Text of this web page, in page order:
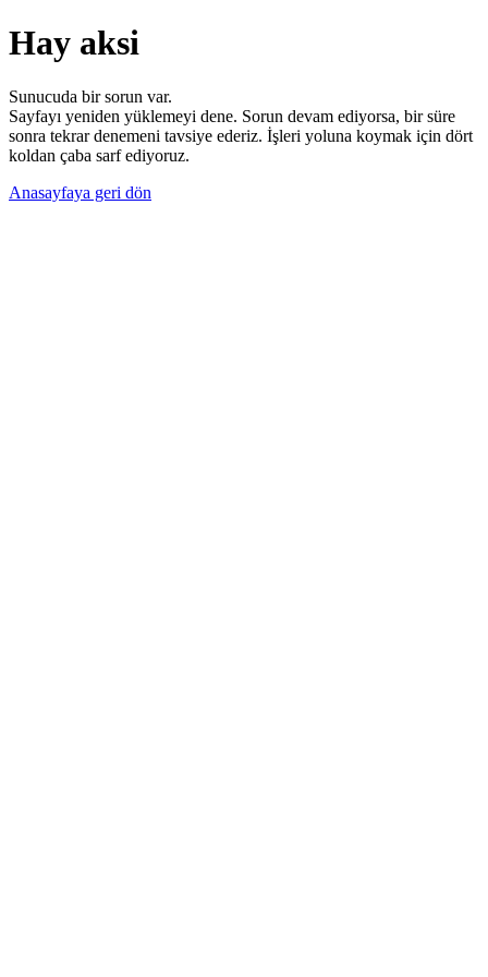
Hay aksi
Sunucuda bir sorun var.
Sayfayı yeniden yüklemeyi dene. Sorun devam ediyorsa, bir süre
sonra tekrar denemeni tavsiye ederiz. İşleri yoluna koymak için dört
koldan çaba sarf ediyoruz.
Anasayfaya geri dön